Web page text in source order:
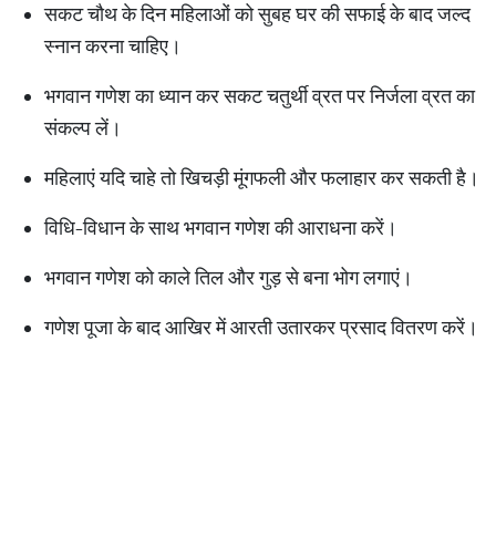
सकट चौथ के दिन महिलाओं को सुबह घर की सफाई के बाद जल्द
स्नान करना चाहिए।
भगवान गणेश का ध्यान कर सकट चतुर्थी व्रत पर निर्जला व्रत का
संकल्प लें।
महिलाएं यदि चाहे तो खिचड़ी मूंगफली और फलाहार कर सकती है।
विधि-विधान के साथ भगवान गणेश की आराधना करें।
भगवान गणेश को काले तिल और गुड़ से बना भोग लगाएं।
गणेश पूजा के बाद आखिर में आरती उतारकर प्रसाद वितरण करें।